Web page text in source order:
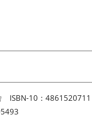
ISBN-10：4861520711